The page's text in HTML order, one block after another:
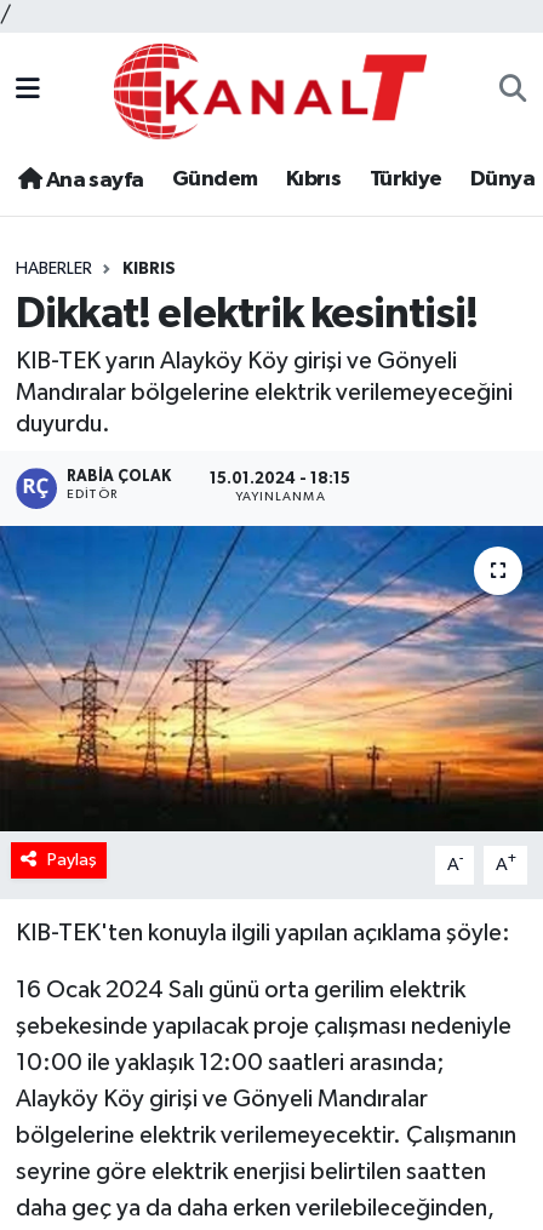
/
Ana sayfa Gündem Kıbrıs Türkiye Dünya
HABERLER KIBRIS
Dikkat! elektrik kesintisi!
KIB-TEK yarın Alayköy Köy girişi ve Gönyeli
Mandıralar bölgelerine elektrik verilemeyeceğini
duyurdu.
RABIA ÇOLAK
EDITÖR
15.01.2024 - 18:15
YAYINLANMA
Paylaş A- A+
KIB-TEK'ten konuyla ilgili yapılan açıklama şöyle:
16 Ocak 2024 Salı günü orta gerilim elektrik
şebekesinde yapılacak proje çalışması nedeniyle
10:00 ile yaklaşık 12:00 saatleri arasında;
Alayköy Köy girişi ve Gönyeli Mandıralar
bölgelerine elektrik verilemeyecektir. Çalışmanın
seyrine göre elektrik enerjisi belirtilen saatten
daha geç ya da daha erken verilebileceğinden,